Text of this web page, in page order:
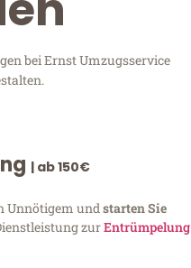
bei Ernst Umzugsservice
| ab 150€
Unnötigem und starten Sie
zurEntrümpelung